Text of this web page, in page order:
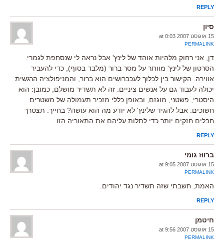
REPLY
סיון
15 אוגוסט 2007 at 0:03
PERMALINK
דן, אני רחוק מלהיות אוהד של לינץ' אבל נראה לי שנסחפת לגמרי.
הסרטון של לינץ' מוותר על מסר ברור (מלבד בסוף), כדי להעביר
אווירה. הקישור בין לכלוך לעכברושים הוא ברור, והמניפולציה הרגשית
יכולה לעבוד גם על אנשים ציניים. זה לא תשדיר מושלם, כמובן: הוא
היסטרי, פשטני, מוגזם, ובאופן כללי מזכיר תעמולה של משטרים
חשוכים. אבל להגיד שלינץ' לא יודע מה הוא עושה? בחייך. תצטרך
חבלים חזקים יותר כדי לתלות עליהם את התאוריה הזו.
REPLY
ברווז גומי
15 אוגוסט 2007 at 9:05
PERMALINK
האמת, חשבתי שזה תשדיר נגד יהודים.
REPLY
חיטמן
15 אוגוסט 2007 at 9:56
PERMALINK